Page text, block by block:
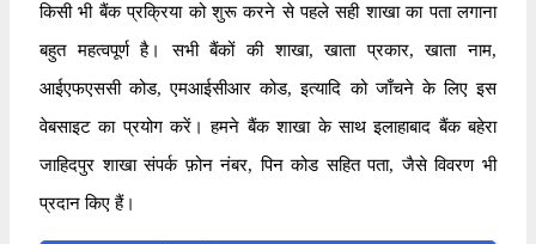
किसी भी बैंक प्रक्रिया को शुरू करने से पहले सही शाखा का पता लगाना
बहुत महत्वपूर्ण है। सभी बैंकों की शाखा, खाता प्रकार, खाता नाम,
आईएफएससी कोड, एमआईसीआर कोड, इत्यादि को जाँचने के लिए इस
वेबसाइट का प्रयोग करें। हमने बैंक शाखा के साथ इलाहाबाद बैंक बहेरा
जाहिदपुर शाखा संपर्क फ़ोन नंबर, पिन कोड सहित पता, जैसे विवरण भी
प्रदान किए हैं।